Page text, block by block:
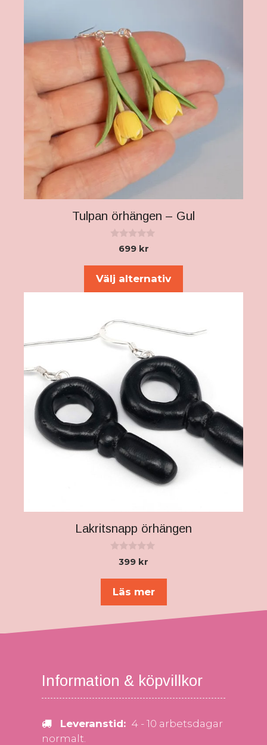
Tulpan örhängen – Gul
699 kr
Välj alternativ
Lakritsnapp örhängen
399 kr
Läs mer
Information & köpvillkor
Leveranstid: 4 - 10 arbetsdagar
normalt.